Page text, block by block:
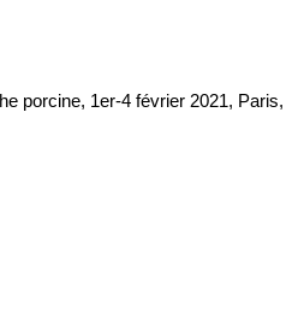
porcine, 1er-4 février 2021, Paris,